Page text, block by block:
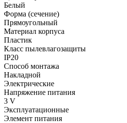
Белый
Форма (сечение)
Прямоугольный
Материал корпуса
Пластик
Класс пылевлагозащиты
IP20
Способ монтажа
Накладной
Электрические
Напряжение питания
3 V
Эксплуатационные
Элемент питания